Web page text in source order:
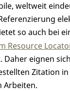
weltweit
so auch bei
Resource
eignen
Zitation in
Arbeiten.